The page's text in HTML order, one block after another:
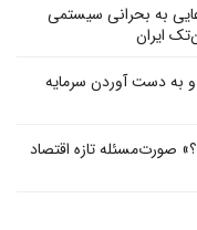
به بحرانی سیستمی
ایران
و به دست آوردن سرمایه
صورت‌مسئله تازه اقتصاد